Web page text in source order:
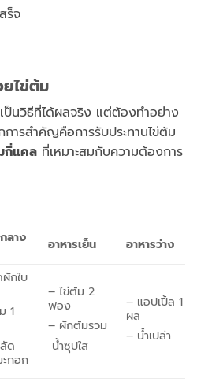
ร็จ
ไข่ต้ม
เป็นวิธีที่ได้ผลจริง แต่ต้องทำอย่าง
การสำคัญคือการรับประทานไข่ต้ม
กี่แคล ที่เหมาะสมกับความต้องการ
ลาง
อาหารเย็น อาหารว่าง
กใบ
1
ด
กอก
– ไข่ต้ม 2
ฟอง
– ผักต้มรวม
น้ำซุปใส
– แอปเปิ้ล 1
ผล
– น้ำเปล่า